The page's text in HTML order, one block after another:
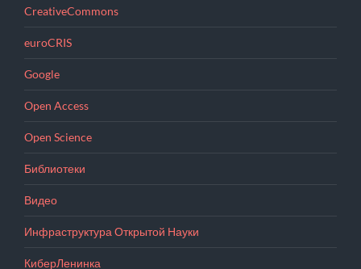
CreativeCommons
euroCRIS
Google
Open Access
Open Science
Библиотеки
Видео
Инфраструктура Открытой Науки
КиберЛенинка